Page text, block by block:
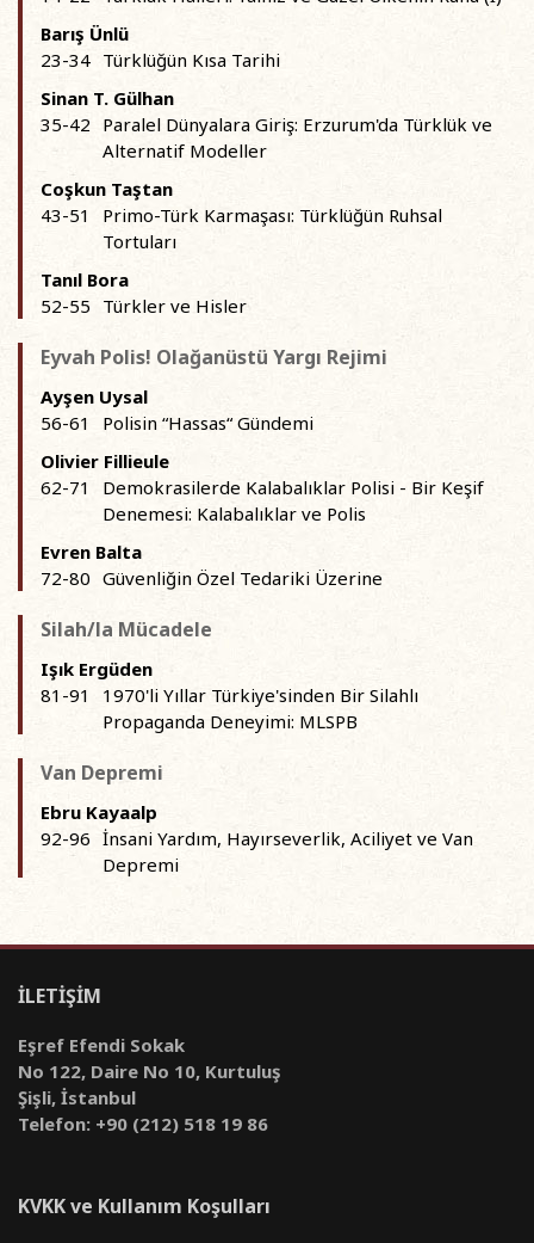
Barış Ünlü
23-34 Türklüğün Kısa Tarihi
Sinan T. Gülhan
35-42 Paralel Dünyalara Giriş: Erzurum'da Türklük ve
Alternatif Modeller
Coşkun Taştan
43-51
Primo-Türk Karmaşası: Türklüğün Ruhsal
Tortuları
Tanıl Bora
52-55 Türkler ve Hisler
Eyvah Polis! Olağanüstü Yargı Rejimi
Ayşen Uysal
56-61
Polisin “Hassas“ Gündemi
Olivier Fillieule
62-71
Demokrasilerde Kalabalıklar Polisi - Bir Keşif
Denemesi: Kalabalıklar ve Polis
Evren Balta
72-80 Güvenliğin Özel Tedariki Üzerine
Silah/la Mücadele
Işık Ergüden
81-91
1970'li Yıllar Türkiye'sinden Bir Silahlı
Propaganda Deneyimi: MLSPB
Van Depremi
Ebru Kayaalp
92-96 İnsani Yardım, Hayırseverlik, Aciliyet ve Van
Depremi
İLETİŞİM
Eşref Efendi Sokak
No 122, Daire No 10, Kurtuluş
Şişli, İstanbul
Telefon: +90 (212) 518 19 86
KVKK ve Kullanım Koşulları